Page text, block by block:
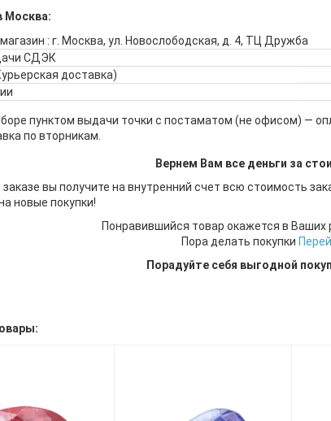
Москва:
: г. Москва, ул. Новослободская, д. 4, ТЦ Дружба
СДЭК
доставка)
пунктом выдачи точки с постаматом (не офисом) —
по вторникам.
Вернем Вам все деньги за
вы получите на внутренний счет всю стоимость
новые покупки!
Понравившийся товар окажется в Ваших
Пора делать покупки
Порадуйте себя выгодной